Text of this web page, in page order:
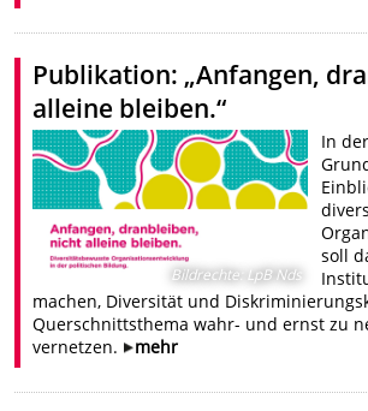
Publikation: „Anfangen,
alleine bleiben.“
Bildrechte: LpB Nds
In
soll
machen, Diversität und
Querschnittsthema wahr- und ernst zu
vernetzen.
mehr